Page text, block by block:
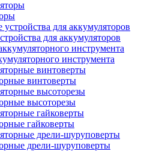
для аккумуляторов
инструмента
винтоверты
высоторезы
гайковерты
дрели-шуруповерты